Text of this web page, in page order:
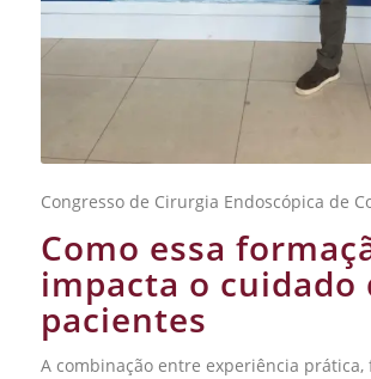
Congresso de Cirurgia Endoscópica de
Como essa
impacta o cuidado
pacientes
A combinação entre experiência prática,